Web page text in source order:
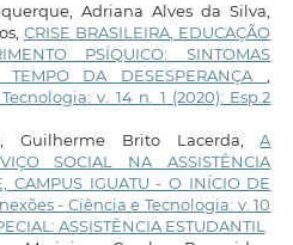
Adriana Alves da Silva,
CRISE BRASILEIRA, EDUCAÇÃO
PSÍQUICO: SINTOMAS
DA DESESPERANÇA,
v. 14 n. 1 (2020): Esp.2
Guilherme Brito Lacerda,A
SOCIAL NA ASSISTÊNCIA
CAMPUS IGUATU - O INÍCIO DE
- Ciência e Tecnologia: v. 10
ASSISTÊNCIA ESTUDANTIL